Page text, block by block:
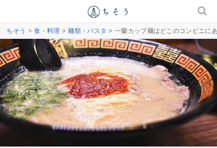
ちそう >食・料理 >麺類・パスタ > 一蘭カップ麺はどこのコンビニに